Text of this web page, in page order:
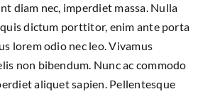
diam nec, imperdiet massa. Nulla
dictum porttitor, enim ante porta
lorem odio nec leo. Vivamus
non bibendum. Nunc ac commodo
aliquet sapien. Pellentesque